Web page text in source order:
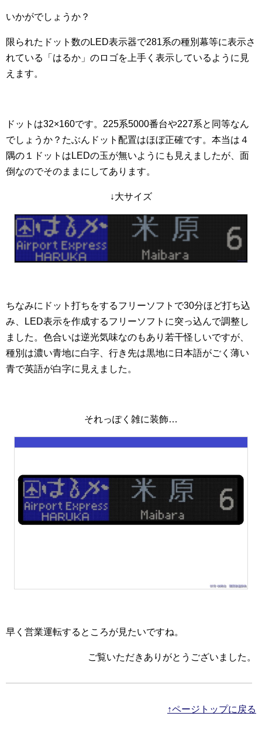
いかがでしょうか？
限られたドット数のLED表示器で281系の種別幕等に表示さ
れている「はるか」のロゴを上手く表示しているように見
えます。
ドットは32×160です。225系5000番台や227系と同等なん
でしょうか？たぶんドット配置はほぼ正確です。本当は４
隅の１ドットはLEDの玉が無いようにも見えましたが、面
倒なのでそのままにしてあります。
↓大サイズ
ちなみにドット打ちをするフリーソフトで30分ほど打ち込
み、LED表示を作成するフリーソフトに突っ込んで調整し
ました。色合いは逆光気味なのもあり若干怪しいですが、
種別は濃い青地に白字、行き先は黒地に日本語がごく薄い
青で英語が白字に見えました。
それっぽく雑に装飾…
早く営業運転するところが見たいですね。
ご覧いただきありがとうございました。
↑ページトップに戻る